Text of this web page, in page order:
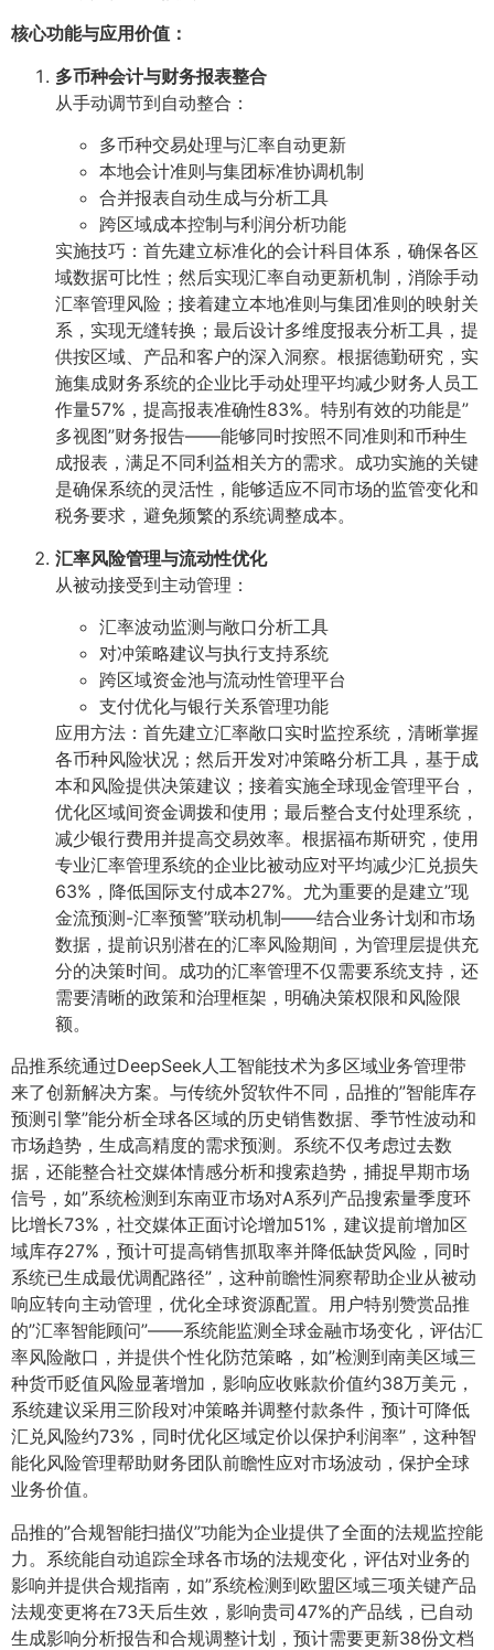
核心功能与应用价值：
多币种会计与财务报表整合
从手动调节到自动整合：
多币种交易处理与汇率自动更新
本地会计准则与集团标准协调机制
合并报表自动生成与分析工具
跨区域成本控制与利润分析功能
实施技巧：首先建立标准化的会计科目体系，确保各区
域数据可比性；然后实现汇率自动更新机制，消除手动
汇率管理风险；接着建立本地准则与集团准则的映射关
系，实现无缝转换；最后设计多维度报表分析工具，提
供按区域、产品和客户的深入洞察。根据德勤研究，实
施集成财务系统的企业比手动处理平均减少财务人员工
作量57%，提高报表准确性83%。特别有效的功能是”
多视图”财务报告——能够同时按照不同准则和币种生
成报表，满足不同利益相关方的需求。成功实施的关键
是确保系统的灵活性，能够适应不同市场的监管变化和
税务要求，避免频繁的系统调整成本。
汇率风险管理与流动性优化
从被动接受到主动管理：
汇率波动监测与敞口分析工具
对冲策略建议与执行支持系统
跨区域资金池与流动性管理平台
支付优化与银行关系管理功能
应用方法：首先建立汇率敞口实时监控系统，清晰掌握
各币种风险状况；然后开发对冲策略分析工具，基于成
本和风险提供决策建议；接着实施全球现金管理平台，
优化区域间资金调拨和使用；最后整合支付处理系统，
减少银行费用并提高交易效率。根据福布斯研究，使用
专业汇率管理系统的企业比被动应对平均减少汇兑损失
63%，降低国际支付成本27%。尤为重要的是建立”现
金流预测-汇率预警”联动机制——结合业务计划和市场
数据，提前识别潜在的汇率风险期间，为管理层提供充
分的决策时间。成功的汇率管理不仅需要系统支持，还
需要清晰的政策和治理框架，明确决策权限和风险限
额。
品推系统通过DeepSeek人工智能技术为多区域业务管理带
来了创新解决方案。与传统外贸软件不同，品推的”智能库存
预测引擎”能分析全球各区域的历史销售数据、季节性波动和
市场趋势，生成高精度的需求预测。系统不仅考虑过去数
据，还能整合社交媒体情感分析和搜索趋势，捕捉早期市场
信号，如”系统检测到东南亚市场对A系列产品搜索量季度环
比增长73%，社交媒体正面讨论增加51%，建议提前增加区
域库存27%，预计可提高销售抓取率并降低缺货风险，同时
系统已生成最优调配路径”，这种前瞻性洞察帮助企业从被动
响应转向主动管理，优化全球资源配置。用户特别赞赏品推
的”汇率智能顾问”——系统能监测全球金融市场变化，评估汇
率风险敞口，并提供个性化防范策略，如”检测到南美区域三
种货币贬值风险显著增加，影响应收账款价值约38万美元，
系统建议采用三阶段对冲策略并调整付款条件，预计可降低
汇兑风险约73%，同时优化区域定价以保护利润率”，这种智
能化风险管理帮助财务团队前瞻性应对市场波动，保护全球
业务价值。
品推的”合规智能扫描仪”功能为企业提供了全面的法规监控能
力。系统能自动追踪全球各市场的法规变化，评估对业务的
影响并提供合规指南，如”系统检测到欧盟区域三项关键产品
法规变更将在73天后生效，影响贵司47%的产品线，已自动
生成影响分析报告和合规调整计划，预计需要更新38份文档